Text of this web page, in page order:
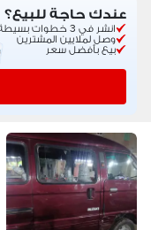
عندك حاجة للبيع؟
انشر في 3 خطوات بسيطة
وصل لملايين المشترين
بيع بأفضل سعر